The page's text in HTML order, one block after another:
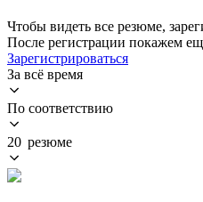
Чтобы видеть все резюме,
После регистрации покажем
Зарегистрироваться
За всё время
По соответствию
20 резюме